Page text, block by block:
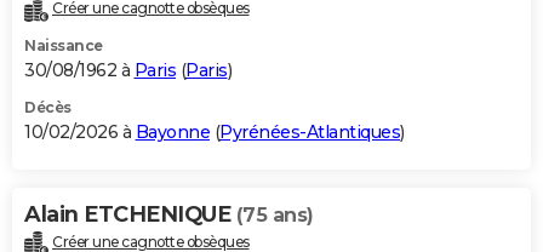
Dictionnaire
Biographies
Citations
Expressions
Proverbes
PROGRAMME TV
S'inscrire
Se connecter
Lycées
Collèges
Primaires
Universités
Entreprises
Service militaire
Avis de recherche
AVIS DE DÉCÈS
Bricolage
Lifestyle
Culture
Sport
Auto
Television
Voyage
Cinema
Créer une cagnotte obsèques
Naissance
30/08/1962 à Paris (Paris)
Décès
10/02/2026 à Bayonne (Pyrénées-Atlantiques)
Alain ETCHENIQUE (75 ans)
Créer une cagnotte obsèques